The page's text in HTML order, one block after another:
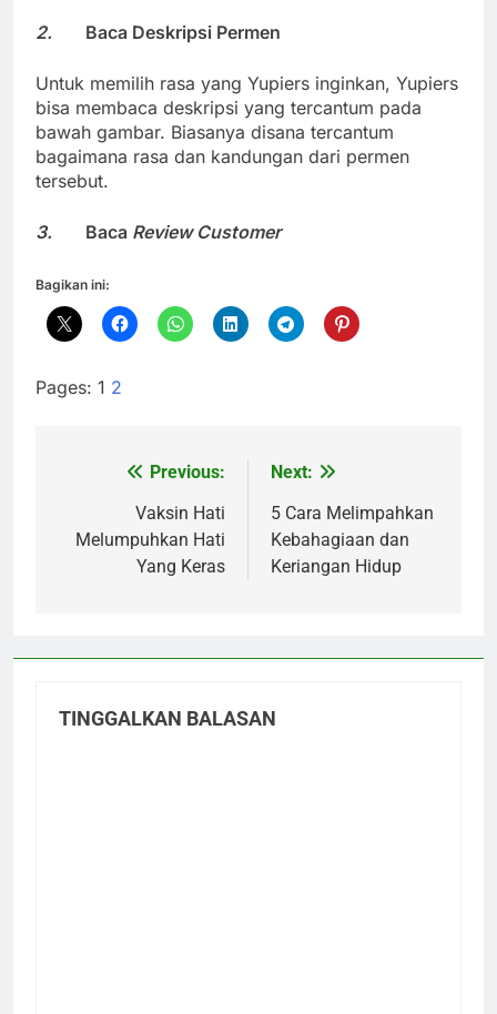
2. Baca Deskripsi Permen
Untuk memilih rasa yang Yupiers inginkan, Yupiers
bisa membaca deskripsi yang tercantum pada
bawah gambar. Biasanya disana tercantum
bagaimana rasa dan kandungan dari permen
tersebut.
3. Baca Review Customer
Bagikan ini:
Pages: 1 2
NavigasiPrevious:
Vaksin Hati
Melumpuhkan Hati
Yang Keras
Next:
5 Cara Melimpahkan
Kebahagiaan dan
Keriangan Hidup
TINGGALKAN BALASAN